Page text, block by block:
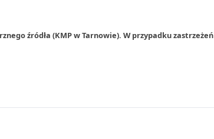
źródła (KMP w Tarnowie). W przypadku zastrzeżeń